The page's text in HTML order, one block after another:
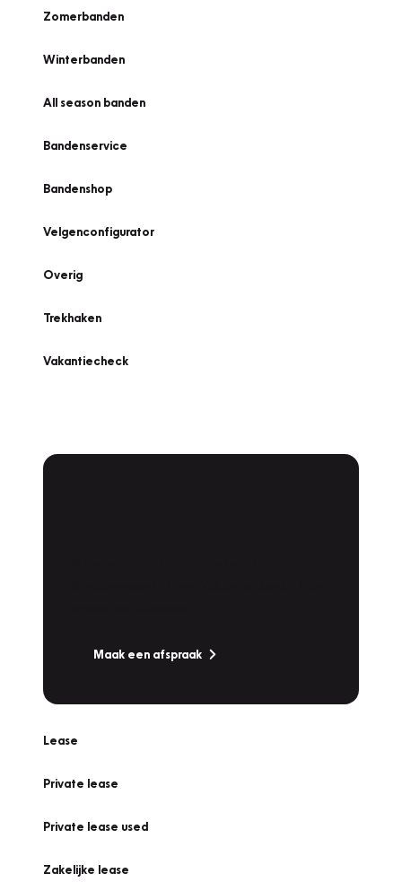
Zomerbanden
Winterbanden
All season banden
Bandenservice
Bandenshop
Velgenconfigurator
Overig
Trekhaken
Vakantiecheck
Maak een afspraak
Lease
Private lease
Private lease used
Zakelijke lease